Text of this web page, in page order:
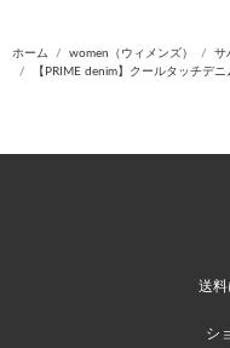
ホーム women（ウィメンズ） サ
【PRIME denim】クールタッチデ
送料
シ